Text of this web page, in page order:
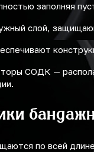
заполняя
слой,
СОДК —
по всей